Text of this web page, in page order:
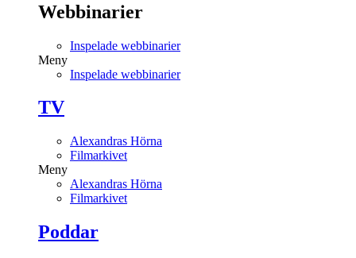
Webbinarier
Inspelade webbinarier
Meny
Inspelade webbinarier
TV
Alexandras Hörna
Filmarkivet
Meny
Alexandras Hörna
Filmarkivet
Poddar